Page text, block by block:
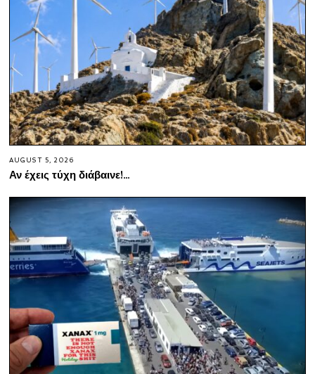
AUGUST 5, 2026
Αν έχεις τύχη διάβαινε!…